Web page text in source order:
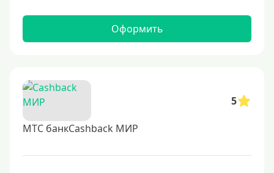
Оформить
5
МТС банкCashback МИР